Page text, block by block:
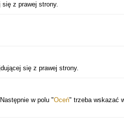
się z prawej strony.
się z prawej strony.
w polu "Oceń" trzeba wskazać